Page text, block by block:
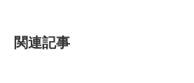
関連記事